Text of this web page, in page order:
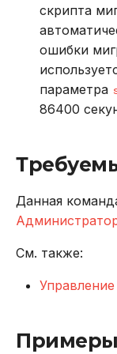
скрипта
ошибки
параметра
86400
Данная
См. также:
Примеры